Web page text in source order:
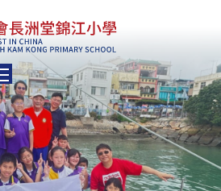
Toggle main menu visibility